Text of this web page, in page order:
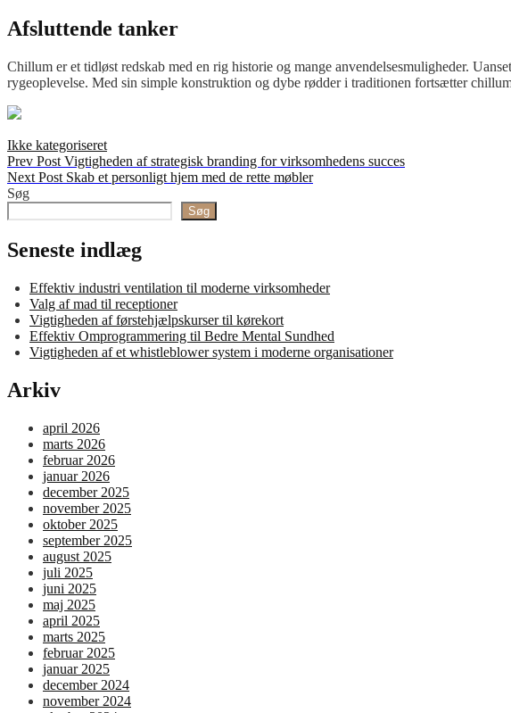
Afsluttende tanker
Chillum er et tidløst redskab med en rig historie og mange anvendelsesmuligheder.
rygeoplevelse. Med sin simple konstruktion og dybe rødder i traditionen fortsætter
Categories
Ikke kategoriseret
Indlægsnavigation
Previous
Post
Prev Post Vigtigheden af strategisk branding for virksomhedens succes
Next
Post
Next Post Skab et personligt hjem med de rette møbler
Søg
Søg
Seneste indlæg
Effektiv industri ventilation til moderne virksomheder
Valg af mad til receptioner
Vigtigheden af førstehjælpskurser til kørekort
Effektiv Omprogrammering til Bedre Mental Sundhed
Vigtigheden af et whistleblower system i moderne organisationer
Arkiv
april 2026
marts 2026
februar 2026
januar 2026
december 2025
november 2025
oktober 2025
september 2025
august 2025
juli 2025
juni 2025
maj 2025
april 2025
marts 2025
februar 2025
januar 2025
december 2024
november 2024